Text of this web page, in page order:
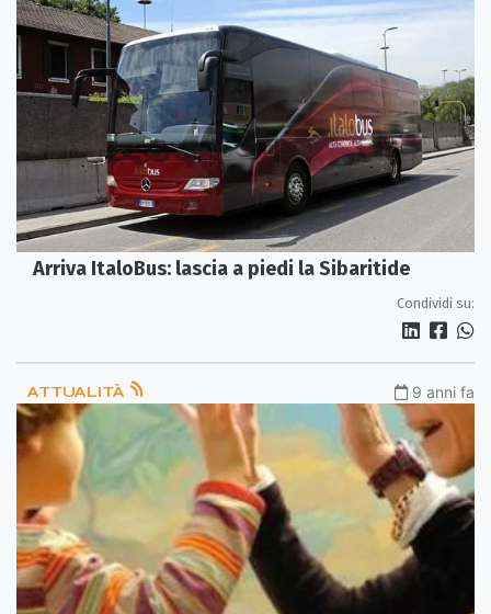
Arriva ItaloBus: lascia a piedi la Sibaritide
Condividi su:
ATTUALITÀ 9 anni fa